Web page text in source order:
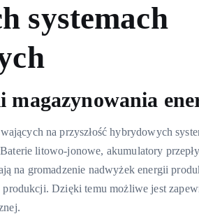
systemach
magazynowania
na przyszłość hybrydowych
litowo-jonowe, akumulatory
na gromadzenie nadwyżek energii
Dzięki temu możliwe jest